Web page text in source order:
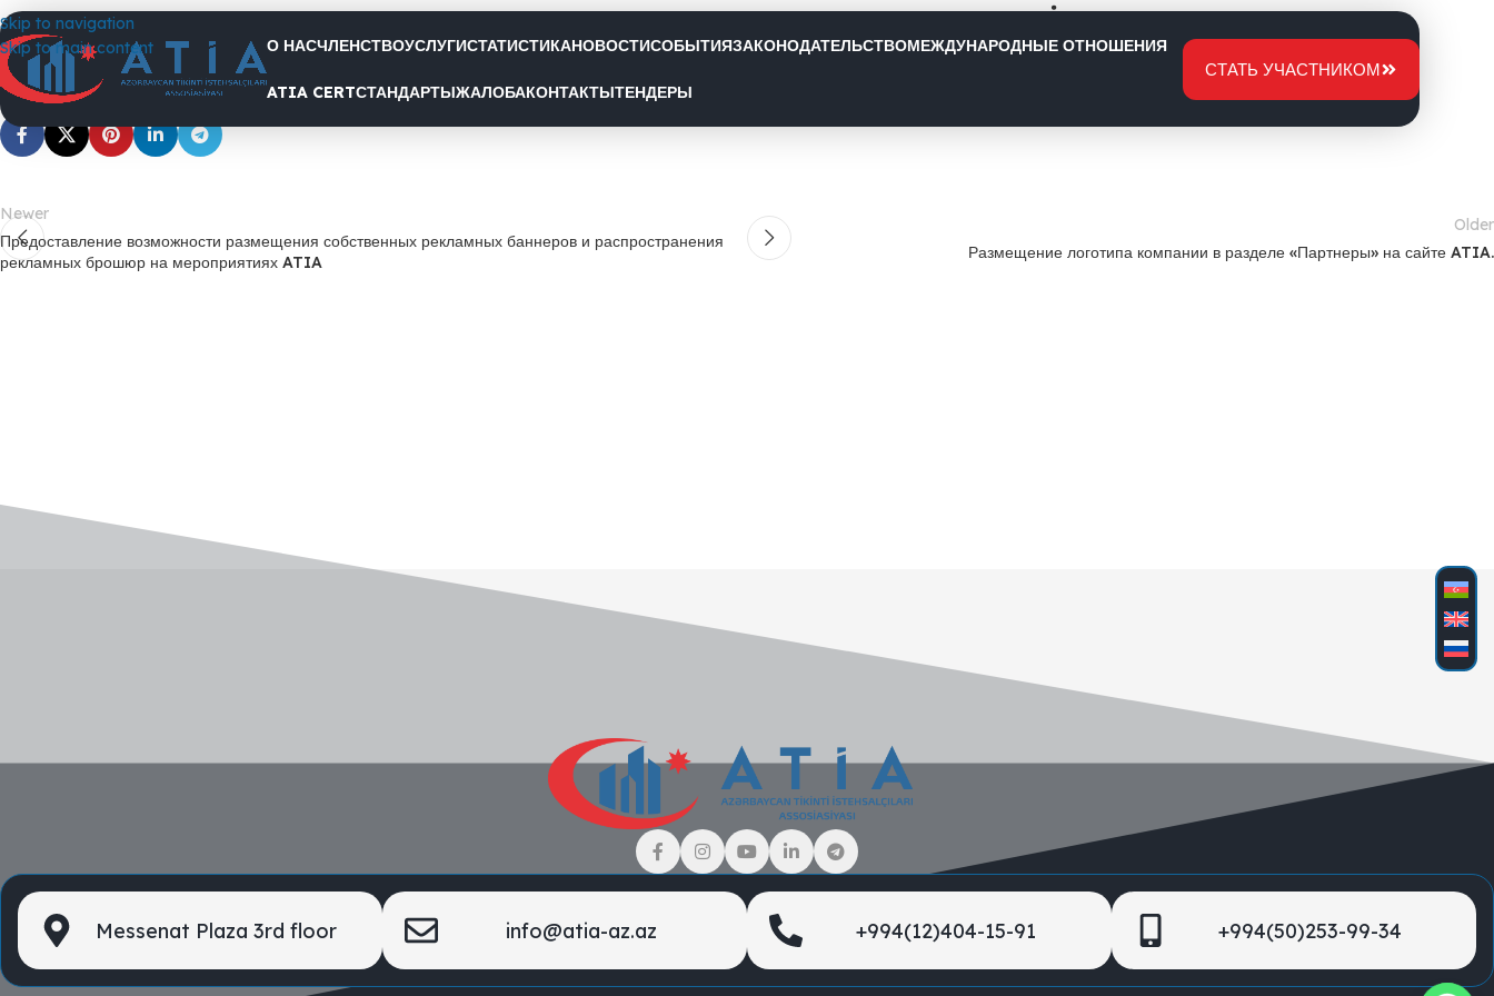
Skip to navigation
Skip to main content
О НАСЧЛЕНСТВОУСЛУГИСТАТИСТИКАНОВОСТИСОБЫТИЯЗАКОНОДАТЕЛЬСТВОМЕЖДУНАРОДНЫЕ ОТНОШЕНИЯ
ATIA CERTСТАНДАРТЫЖАЛОБАКОНТАКТЫТЕНДЕРЫ
СТАТЬ УЧАСТНИКОМ
Скидка для спонсоров на мероприятиях ATİA
Posted by DigitalPhoenixOn 12.01.2025
Newer
Предоставление возможности размещения собственных рекламных баннеров и распространения
рекламных брошюр на мероприятиях ATIA
Older
Размещение логотипа компании в разделе «Партнеры» на сайте ATIA.
Messenat Plaza 3rd floor info@atia-az.az +994(12)404-15-91 +994(50)253-99-34